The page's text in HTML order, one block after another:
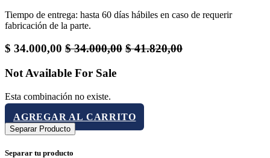
Tiempo de entrega: hasta 60 días hábiles en caso de requerir
fabricación de la parte.
$ 34.000,00 $34.000,00 $41.820,00
Not Available For Sale
Esta combinación no existe.
AGREGAR AL CARRITO
Separar Producto
Separar tu producto